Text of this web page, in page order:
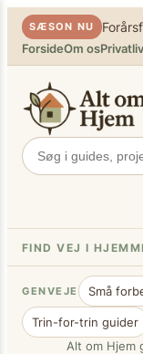
Spring
indhold
SÆSON NU
ForsideOm osPrivatliv
FIND VEJ I
GENVEJE Små
Trin-for-trin guider
Alt om Hjem